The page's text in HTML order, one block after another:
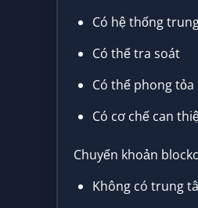
Có hệ thống
Có thể tra soát
Có thể phong tỏa
Có cơ chế can
Chuyển khoản
Không có trung